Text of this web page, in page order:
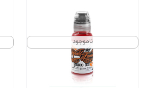
ناموجود